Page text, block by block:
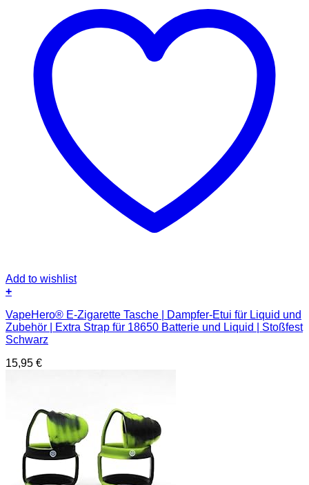
Add to wishlist
+
VapeHero® E-Zigarette Tasche | Dampfer-Etui für Liquid und
Zubehör | Extra Strap für 18650 Batterie und Liquid | Stoßfest
Schwarz
15,95 €